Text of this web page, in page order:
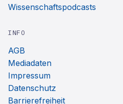
Wissenschaftspodcasts
INFO
AGB
Mediadaten
Impressum
Datenschutz
Barrierefreiheit